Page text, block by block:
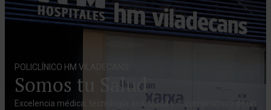
POLICLÍNICO HM VILADECANS
Somos tu Salud
Excelencia médica, tecnología avanzada y el compromiso de un